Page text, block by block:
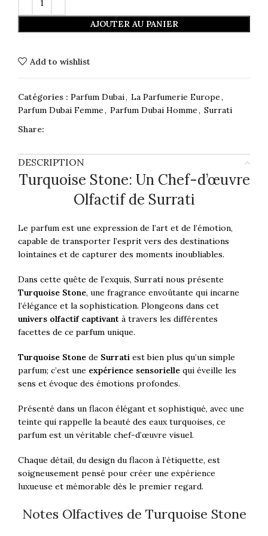
AJOUTER AU PANIER
Add to wishlist
Catégories : Parfum Dubai, La Parfumerie Europe,
Parfum Dubai Femme, Parfum Dubai Homme, Surrati
Share:
DESCRIPTION
Turquoise Stone: Un Chef-d’œuvre
Olfactif de Surrati
Le parfum est une expression de l’art et de l’émotion,
capable de transporter l’esprit vers des destinations
lointaines et de capturer des moments inoubliables.
Dans cette quête de l’exquis, Surrati nous présente
Turquoise Stone, une fragrance envoûtante qui incarne
l’élégance et la sophistication. Plongeons dans cet
univers olfactif captivant à travers les différentes
facettes de ce parfum unique.
Turquoise Stone de Surrati est bien plus qu’un simple
parfum; c’est une expérience sensorielle qui éveille les
sens et évoque des émotions profondes.
Présenté dans un flacon élégant et sophistiqué, avec une
teinte qui rappelle la beauté des eaux turquoises, ce
parfum est un véritable chef-d’œuvre visuel.
Chaque détail, du design du flacon à l’étiquette, est
soigneusement pensé pour créer une expérience
luxueuse et mémorable dès le premier regard.
Notes Olfactives de Turquoise Stone